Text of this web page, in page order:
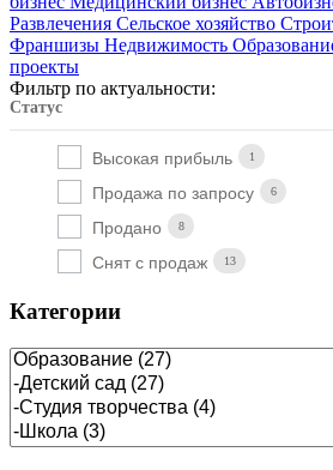
Развлечения Сельское хозяйство
Франшизы Недвижимость
проекты
Фильтр по актуальности:
Статус
Высокая прибыль 1
Продажа по запросу 6
Продано 8
Снят с продаж 13
Категории